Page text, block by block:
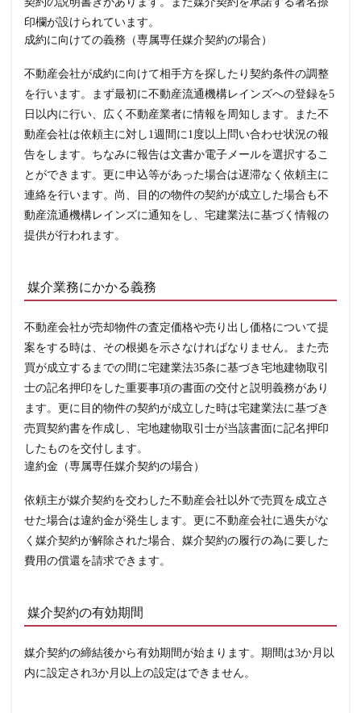
か？
1.2
1ペー
には
1.3
媒介
業務
にか
かる
義務
媒介
契約
効期
約定
報酬
1.6
契約
の約
款
媒
介
契
約
結
時
の
ポ
ン
2.1
契約
締結
時の
印欄が設けられています。
成約に向けての義務（専属専任媒介契約の場合）
不動産会社が成約に向けて相手方を探したり契約条件の調整
を行います。まず最初に不動産流通機構レインズへの登録を5
日以内に行い、広く不動産業者に情報を周知します。また不
動産会社は依頼主に対し1週間に1度以上問い合わせ状況の報
告をします。ちなみに報告は文書か電子メールを選択するこ
とができます。更に申込等があった場合は遅滞なく依頼主に
連絡を行います。尚、目的の物件の契約が成立した場合も不
動産流通機構レインズに通知をし、宅建業法に基づく情報の
提供が行われます。
媒介業務にかかる義務
不動産会社が売却物件の査定価格や売り出し価格について提
案をする時は、その根拠を示さなければなりません。また売
買が成立するまでの間に宅建業法35条に基づき宅地建物取引
士の記名押印をした重要事項の書面の交付と説明義務があり
ます。更に目的物件の契約が成立した時は宅建業法に基づき
売買契約書を作成し、宅地建物取引士が当該書面に記名押印
したものを交付します。
違約金（専属専任媒介契約の場合）
依頼主が媒介契約を交わした不動産会社以外で売買を成立さ
せた場合は違約金が発生します。更に不動産会社に過失がな
く媒介契約が解除された場合、媒介契約の履行の為に要した
費用の償還を請求できます。
媒介契約の有効期間
媒介契約の締結後から有効期間が始まります。期間は3か月以
内に設定され3か月以上の設定はできません。